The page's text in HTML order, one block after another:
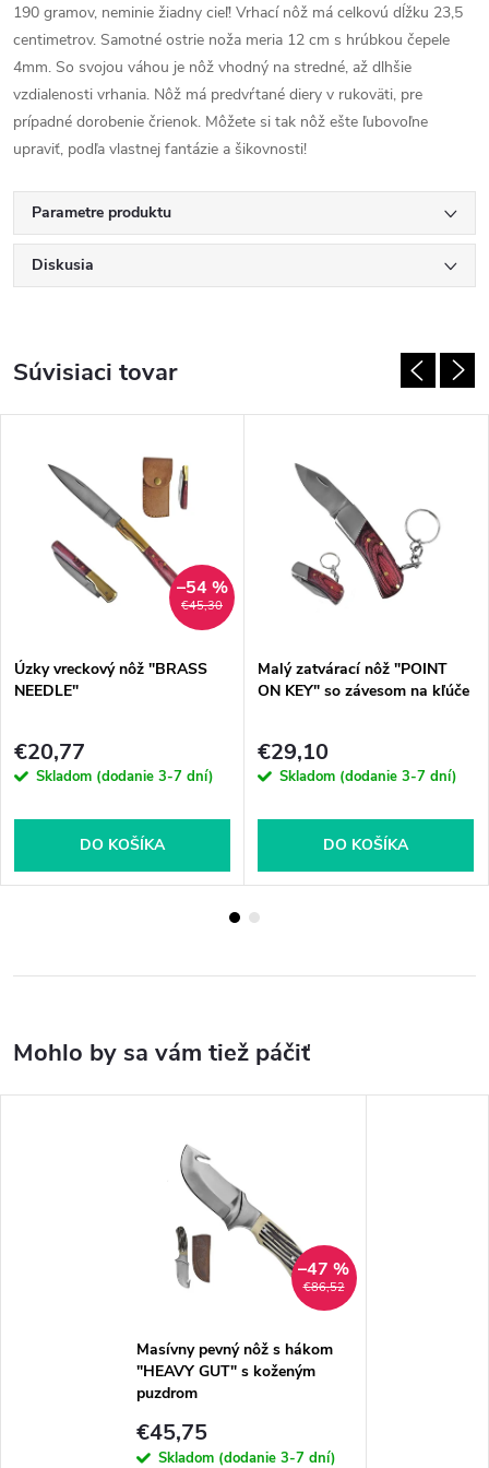
190 gramov, neminie žiadny cieľ! Vrhací nôž má celkovú dĺžku 23,5
centimetrov. Samotné ostrie noža meria 12 cm s hrúbkou čepele
4mm. So svojou váhou je nôž vhodný na stredné, až dlhšie
vzdialenosti vrhania. Nôž má predvŕtané diery v rukoväti, pre
prípadné dorobenie črienok. Môžete si tak nôž ešte ľubovoľne
upraviť, podľa vlastnej fantázie a šikovnosti!
Parametre produktu
Diskusia
Súvisiaci tovar
€45,30
–54 %
Úzky vreckový nôž "BRASS
NEEDLE"
€20,77
Skladom (dodanie 3-7 dní)
DO KOŠÍKA
Malý zatvárací nôž "POINT
ON KEY" so závesom na kľúče
€29,10
Skladom (dodanie 3-7 dní)
DO KOŠÍKA
€86,52
–47 %
Masívny pevný nôž s hákom
"HEAVY GUT" s koženým
puzdrom
€45,75
Skladom (dodanie 3-7 dní)